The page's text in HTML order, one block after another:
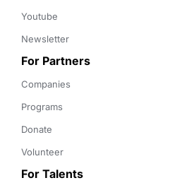
Youtube
Newsletter
For Partners
Companies
Programs
Donate
Volunteer
For Talents